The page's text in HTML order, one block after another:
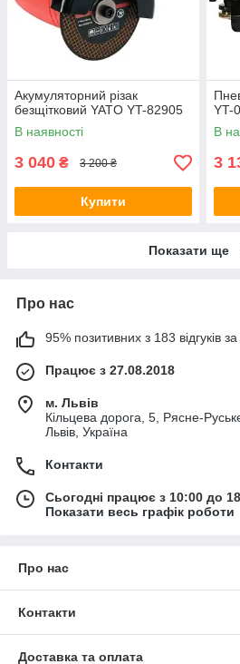
Акумуляторний різак
безщітковий YATO YT-82905
В наявності
3 040 ₴ 3 200 ₴
Купити
YT-
В
3
Показати ще
Про нас
95% позитивних з 183 відгуків за
Працює з 27.08.2018
м. Львів
Кільцева дорога, 5, Рясне-
Львів, Україна
Контакти
Сьогодні працює з 10:00 до
Показати весь графік роботи
Про нас
Контакти
Доставка та оплата